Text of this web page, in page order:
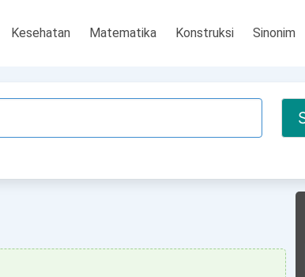
Kesehatan Matematika Konstruksi Sinonim